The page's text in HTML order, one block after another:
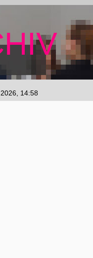
14:58